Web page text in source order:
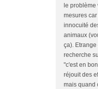
le problème
mesures
innocuité
animaux
ça).
recherche
"c'est en
réjouit des
mais quand